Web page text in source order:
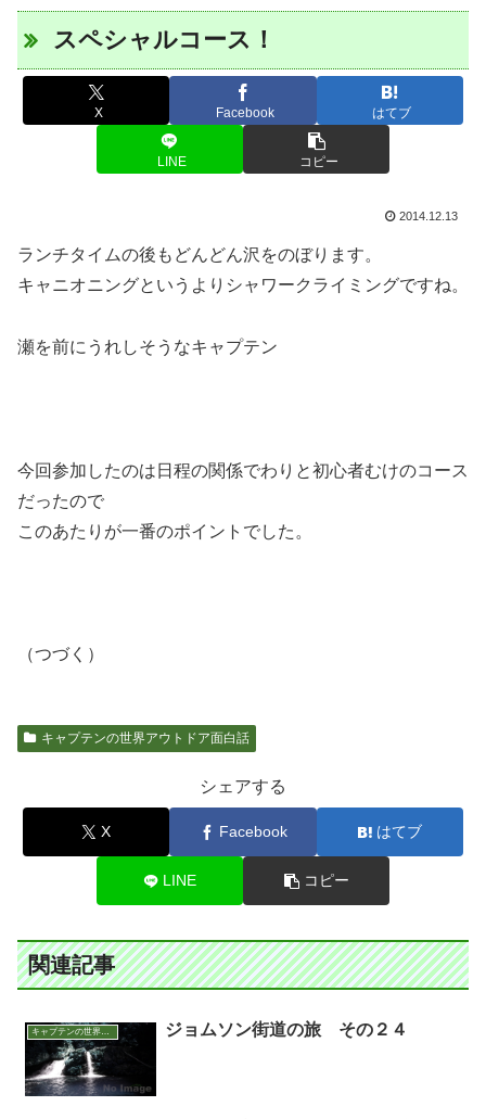
スペシャルコース！
X Facebook はてブ
LINE コピー
2014.12.13
ランチタイムの後もどんどん沢をのぼります。
キャニオニングというよりシャワークライミングですね。
瀬を前にうれしそうなキャプテン
今回参加したのは日程の関係でわりと初心者むけのコース
だったので
このあたりが一番のポイントでした。
（つづく）
キャプテンの世界アウトドア面白話
シェアする
X Facebook はてブ
LINE コピー
関連記事
キャプテンの世界アウトドア面白話 ジョムソン街道の旅 その２４